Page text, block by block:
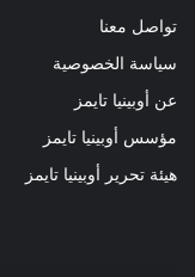
تواصل معنا
سياسة الخصوصية
عن أوبينيا تايمز
مؤسس أوبينيا تايمز
هيئة تحرير أوبينيا تايمز